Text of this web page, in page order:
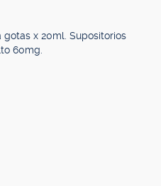
gotas x 20ml. Supositorios
60mg.